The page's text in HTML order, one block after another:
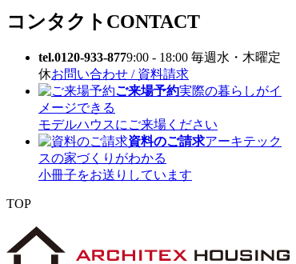
コンタクト CONTACT
tel.0120-933-8779:00 - 18:00 毎週水・木曜定
休お問い合わせ / 資料請求
ご来場予約実際の暮らしがイ
メージできる
モデルハウスにご来場ください
資料のご請求アーキテック
スの家づくりがわかる
小冊子をお送りしています
TOP